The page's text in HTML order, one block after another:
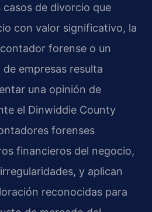
casos de divorcio que
con valor significativo, la
forense o un
empresas resulta
una opinión de
el Dinwiddie County
forenses
financieros del negocio,
y aplican
reconocidas para